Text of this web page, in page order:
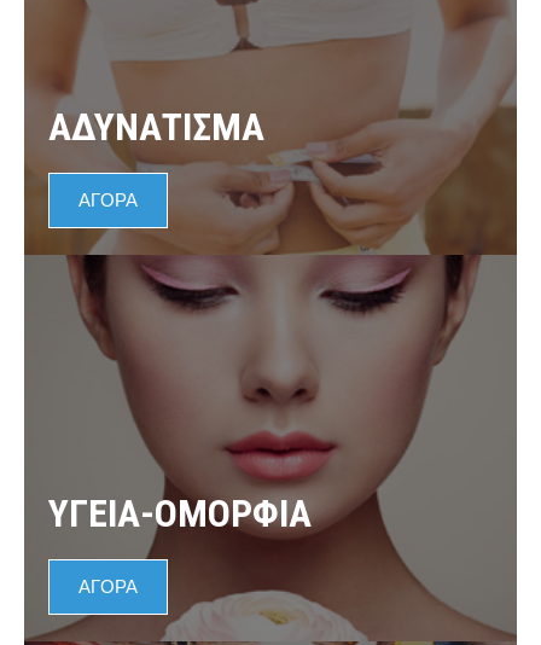
ΑΔΥΝΑΤΙΣΜΑ
ΑΓΟΡΑ
ΥΓΕΙΑ-ΟΜΟΡΦΙΑ
ΑΓΟΡΑ